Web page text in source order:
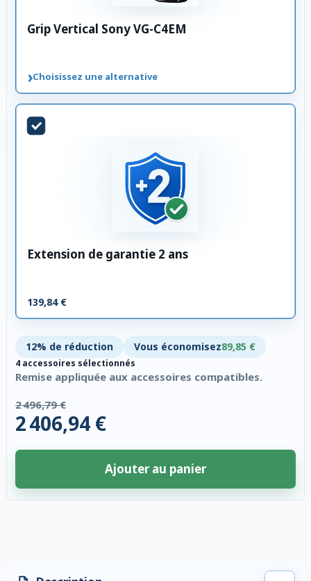
Grip Vertical Sony VG-C4EM
›Choisissez une alternative
Extension de garantie 2 ans
139,84 €
12% de réduction Vous économisez89,85 €
4 accessoires sélectionnés
Remise appliquée aux accessoires compatibles.
2 496,79 €
2 406,94 €
Ajouter au panier